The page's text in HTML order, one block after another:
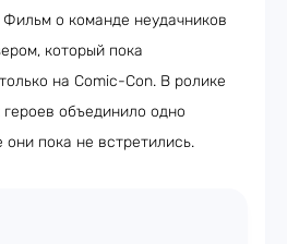
Фильм о команде неудачников
который пока
на Comic-Con. В ролике
героев объединило одно
пока не встретились.